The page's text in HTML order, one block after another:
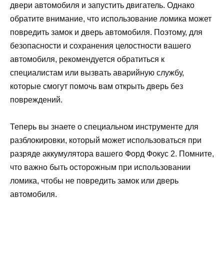
двери автомобиля и запустить двигатель. Однако
обратите внимание, что использование ломика может
повредить замок и дверь автомобиля. Поэтому, для
безопасности и сохранения целостности вашего
автомобиля, рекомендуется обратиться к
специалистам или вызвать аварийную службу,
которые смогут помочь вам открыть дверь без
повреждений.
Теперь вы знаете о специальном инструменте для
разблокировки, который может использоваться при
разряде аккумулятора вашего Форд Фокус 2. Помните,
что важно быть осторожным при использовании
ломика, чтобы не повредить замок или дверь
автомобиля.